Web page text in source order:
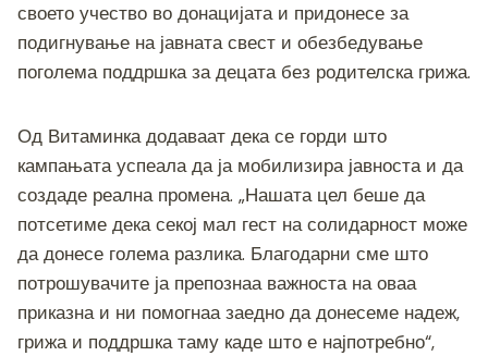
своето учество во донацијата и придонесе за
подигнување на јавната свест и обезбедување
поголема поддршка за децата без родителска грижа.
Од Витаминка додаваат дека се горди што
кампањата успеала да ја мобилизира јавноста и да
создаде реална промена. „Нашата цел беше да
потсетиме дека секој мал гест на солидарност може
да донесе голема разлика. Благодарни сме што
потрошувачите ја препознаа важноста на оваа
приказна и ни помогнаа заедно да донесеме надеж,
грижа и поддршка таму каде што е најпотребно“,